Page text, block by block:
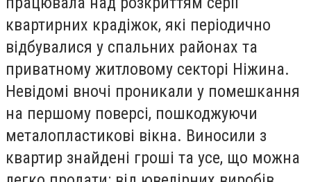
квартирних крадіжок, які періодично
відбувалися у спальних районах та
приватному житловому секторі Ніжина.
Невідомі вночі проникали у помешкання
на першому поверсі, пошкоджуючи
металопластикові вікна. Виносили з
квартир знайдені гроші та усе, що можна